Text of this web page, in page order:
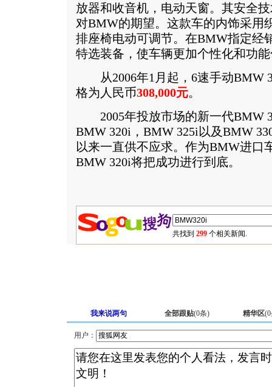
放器和收音机，电动天窗。其安全
对BMW的期望。这款车的内饰采用
排座椅电动可调节。在BMW指定经
特选装备，使车辆更加个性化和功
从2006年1月起，6速手动BMW
格为人民币308,000元。
2005年投放市场的新一代BMW
BMW 320i，BMW 325i以及BMW
以来一直供不应求。作为BMW进口
BMW 320i将把成功进行到底。
共找到 299 个相关新闻.
我来说两句 全部跟贴(0条) 精华区(0
用户：